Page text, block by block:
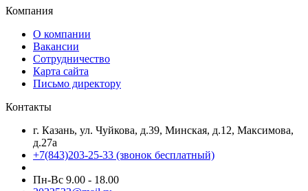
Компания
О компании
Вакансии
Сотрудничество
Карта сайта
Письмо директору
Контакты
г. Казань, ул. Чуйкова, д.39, Минская, д.12, Максимова,
д.27а
+7(843)203-25-33 (звонок бесплатный)
Пн-Вс 9.00 - 18.00